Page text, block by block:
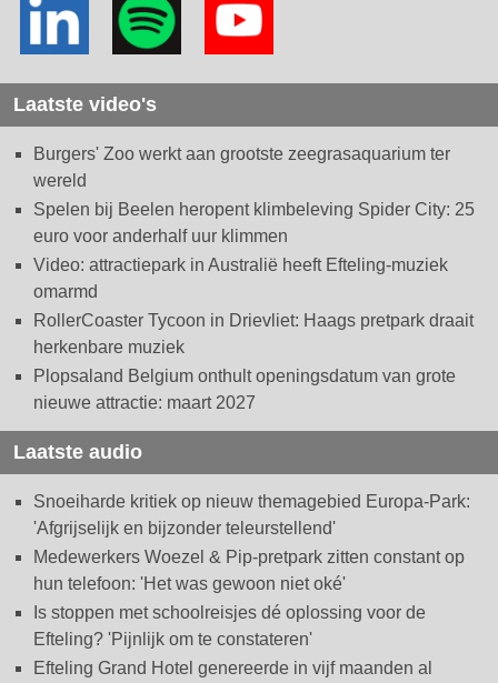
Laatste video's
Burgers' Zoo werkt aan grootste zeegrasaquarium ter
wereld
Spelen bij Beelen heropent klimbeleving Spider City: 25
euro voor anderhalf uur klimmen
Video: attractiepark in Australië heeft Efteling-muziek
omarmd
RollerCoaster Tycoon in Drievliet: Haags pretpark draait
herkenbare muziek
Plopsaland Belgium onthult openingsdatum van grote
nieuwe attractie: maart 2027
Laatste audio
Snoeiharde kritiek op nieuw themagebied Europa-Park:
'Afgrijselijk en bijzonder teleurstellend'
Medewerkers Woezel & Pip-pretpark zitten constant op
hun telefoon: 'Het was gewoon niet oké'
Is stoppen met schoolreisjes dé oplossing voor de
Efteling? 'Pijnlijk om te constateren'
Efteling Grand Hotel genereerde in vijf maanden al